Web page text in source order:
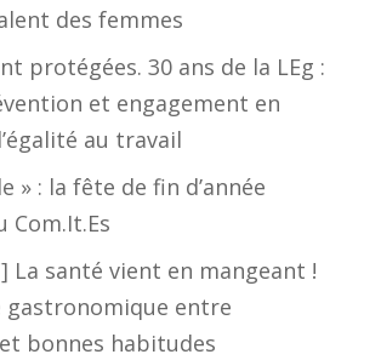
des femmes
protégées. 30 ans de la LEg :
et engagement en
au travail
» : la fête de fin d’année
Com.It.Es
La santé vient en mangeant !
gastronomique entre
bonnes habitudes